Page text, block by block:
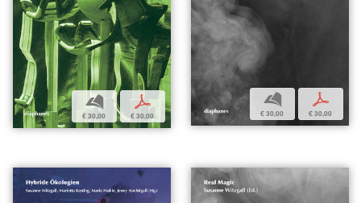
b
€ 30,00
p
€ 30,00
b
€ 30,00
p
€ 30,00